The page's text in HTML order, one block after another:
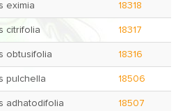
eximia 18318
citrifolia 18317
obtusifolia 18316
pulchella 18506
adhatodifolia 18507